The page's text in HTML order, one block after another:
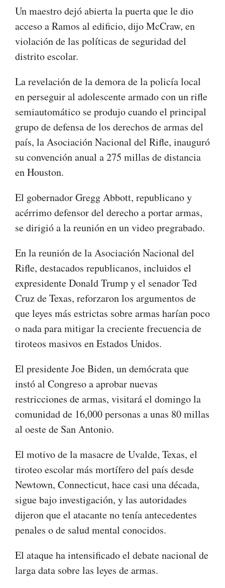
Un maestro dejó abierta la puerta que le dio
acceso a Ramos al edificio, dijo McCraw, en
violación de las políticas de seguridad del
distrito escolar.
La revelación de la demora de la policía local
en perseguir al adolescente armado con un rifle
semiautomático se produjo cuando el principal
grupo de defensa de los derechos de armas del
país, la Asociación Nacional del Rifle, inauguró
su convención anual a 275 millas de distancia
en Houston.
El gobernador Gregg Abbott, republicano y
acérrimo defensor del derecho a portar armas,
se dirigió a la reunión en un video pregrabado.
En la reunión de la Asociación Nacional del
Rifle, destacados republicanos, incluidos el
expresidente Donald Trump y el senador Ted
Cruz de Texas, reforzaron los argumentos de
que leyes más estrictas sobre armas harían poco
o nada para mitigar la creciente frecuencia de
tiroteos masivos en Estados Unidos.
El presidente Joe Biden, un demócrata que
instó al Congreso a aprobar nuevas
restricciones de armas, visitará el domingo la
comunidad de 16,000 personas a unas 80 millas
al oeste de San Antonio.
El motivo de la masacre de Uvalde, Texas, el
tiroteo escolar más mortífero del país desde
Newtown, Connecticut, hace casi una década,
sigue bajo investigación, y las autoridades
dijeron que el atacante no tenía antecedentes
penales o de salud mental conocidos.
El ataque ha intensificado el debate nacional de
larga data sobre las leyes de armas.